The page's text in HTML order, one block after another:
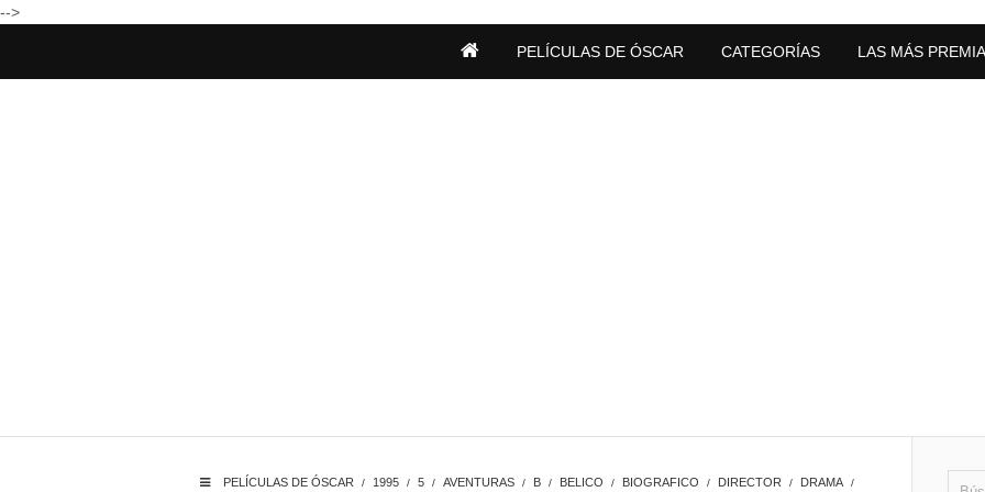
-->
PELÍCULAS DE ÓSCAR CATEGORÍAS LAS MÁS
PELÍCULAS DE ÓSCAR / 1995 / 5 / AVENTURAS / B / BELICO / BIOGRAFICO / DIRECTOR / DRAMA /